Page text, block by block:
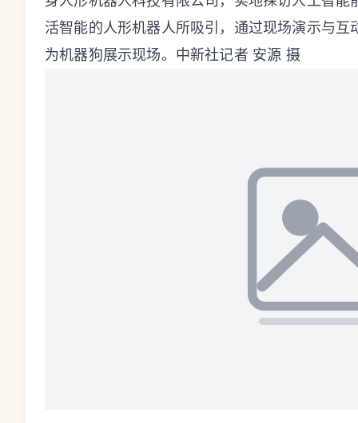
活智能的人形机器人所吸引，通过现场演示与互
为机器狗展示现场。中新社记者 安源 摄